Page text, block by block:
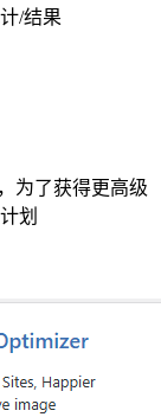
/结果
为了获得更高级
划